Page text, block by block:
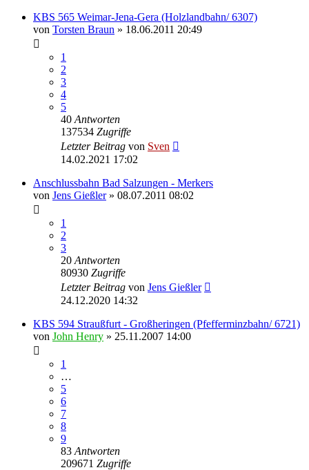
KBS 565 Weimar-Jena-Gera (Holzlandbahn/ 6307)
von Torsten Braun » 18.06.2011 20:49
1
2
3
4
5
40 Antworten
137534 Zugriffe
Letzter Beitrag von Sven
14.02.2021 17:02
Anschlussbahn Bad Salzungen - Merkers
von Jens Gießler» 08.07.2011 08:02
1
2
3
20 Antworten
80930 Zugriffe
Letzter Beitrag von Jens Gießler
24.12.2020 14:32
KBS 594 Straußfurt - Großheringen (Pfefferminzbahn/ 6721)
von John Henry » 25.11.2007 14:00
1
…
5
6
7
8
9
83 Antworten
209671 Zugriffe